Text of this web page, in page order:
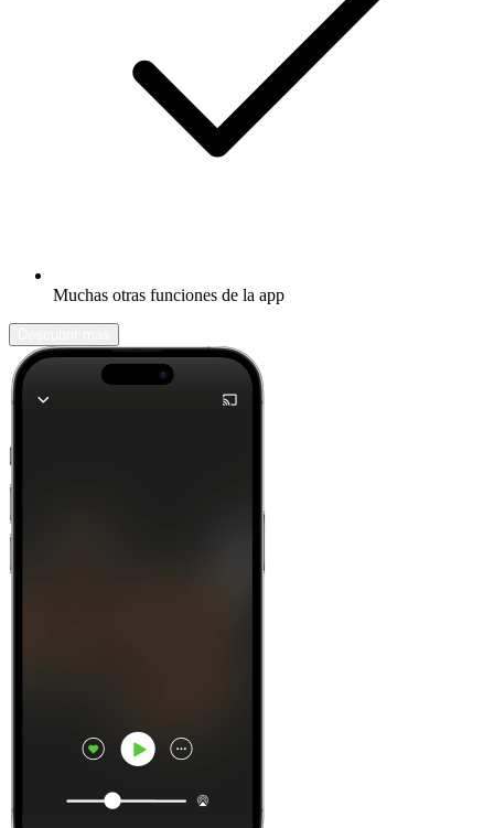
Muchas otras funciones de la app